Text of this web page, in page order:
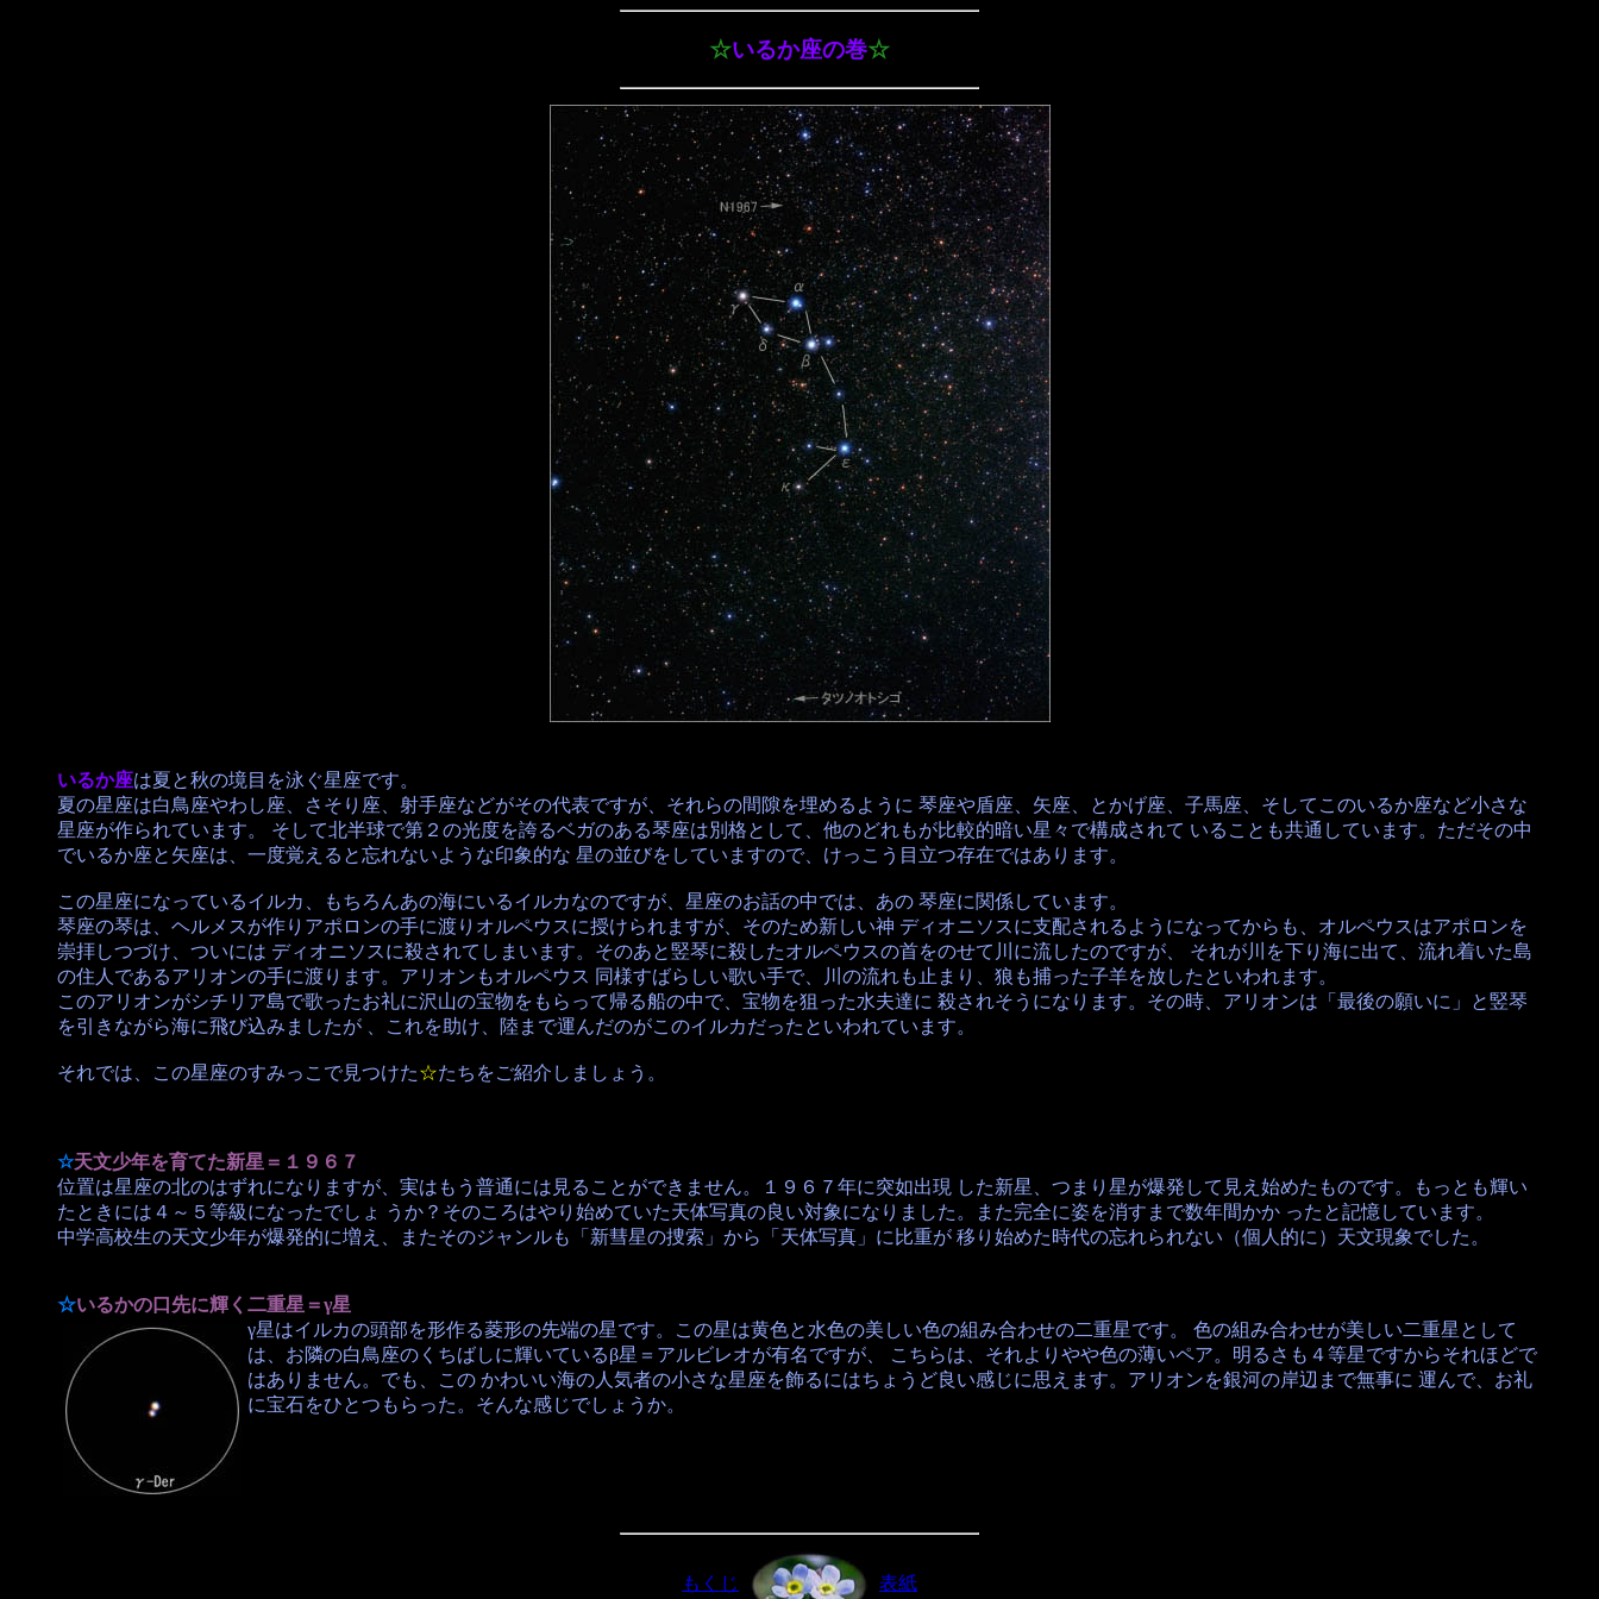
☆いるか座の巻☆
いるか座は夏と秋の境目を泳ぐ星座です。
夏の星座は白鳥座やわし座、さそり座、射手座などがその代表ですが、それらの間隙を埋めるように 琴座や盾座、矢座、とかげ座、子馬座、そしてこのいるか座など小さな
星座が作られています。 そして北半球で第２の光度を誇るベガのある琴座は別格として、他のどれもが比較的暗い星々で構成されて いることも共通しています。ただその中
でいるか座と矢座は、一度覚えると忘れないような印象的な 星の並びをしていますので、けっこう目立つ存在ではあります。
この星座になっているイルカ、もちろんあの海にいるイルカなのですが、星座のお話の中では、あの 琴座に関係しています。
琴座の琴は、ヘルメスが作りアポロンの手に渡りオルペウスに授けられますが、そのため新しい神 ディオニソスに支配されるようになってからも、オルペウスはアポロンを
崇拝しつづけ、ついには ディオニソスに殺されてしまいます。そのあと竪琴に殺したオルペウスの首をのせて川に流したのですが、 それが川を下り海に出て、流れ着いた島
の住人であるアリオンの手に渡ります。アリオンもオルペウス 同様すばらしい歌い手で、川の流れも止まり、狼も捕った子羊を放したといわれます。
このアリオンがシチリア島で歌ったお礼に沢山の宝物をもらって帰る船の中で、宝物を狙った水夫達に 殺されそうになります。その時、アリオンは「最後の願いに」と竪琴
を引きながら海に飛び込みましたが 、これを助け、陸まで運んだのがこのイルカだったといわれています。
それでは、この星座のすみっこで見つけた☆たちをご紹介しましょう。
☆天文少年を育てた新星＝１９６７
位置は星座の北のはずれになりますが、実はもう普通には見ることができません。１９６７年に突如出現 した新星、つまり星が爆発して見え始めたものです。もっとも輝い
たときには４～５等級になったでしょ うか？そのころはやり始めていた天体写真の良い対象になりました。また完全に姿を消すまで数年間かか ったと記憶しています。
中学高校生の天文少年が爆発的に増え、またそのジャンルも「新彗星の捜索」から「天体写真」に比重が 移り始めた時代の忘れられない（個人的に）天文現象でした。
☆いるかの口先に輝く二重星＝γ星
γ星はイルカの頭部を形作る菱形の先端の星です。この星は黄色と水色の美しい色の組み合わせの二重星です。 色の組み合わせが美しい二重星として
は、お隣の白鳥座のくちばしに輝いているβ星＝アルビレオが有名ですが、 こちらは、それよりやや色の薄いペア。明るさも４等星ですからそれほどで
はありません。でも、この かわいい海の人気者の小さな星座を飾るにはちょうど良い感じに思えます。アリオンを銀河の岸辺まで無事に 運んで、お礼
に宝石をひとつもらった。そんな感じでしょうか。
もくじ 表紙